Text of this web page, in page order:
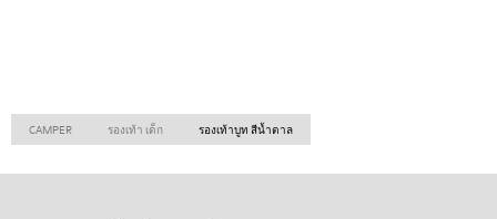
CAMPER รองเท้า เด็ก รองเท้าบูท สีน้ำตาล